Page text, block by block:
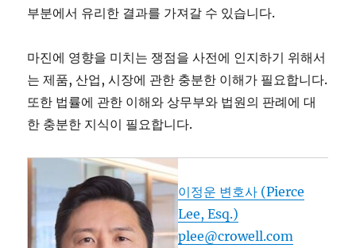
부분에서 유리한 결과를 가져갈 수 있습니다.
마진에 영향을 미치는 쟁점을 사전에 인지하기 위해서
는 제품, 산업, 시장에 관한 충분한 이해가 필요합니다.
또한 법률에 관한 이해와 상무부와 법원의 판례에 대
한 충분한 지식이 필요합니다.
이정운 변호사 (Pierce
Lee, Esq.)
plee@crowell.com